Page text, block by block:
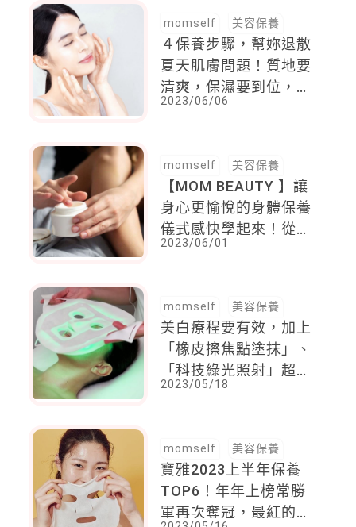
momself 美容保養
４保養步驟，幫妳退散
夏天肌膚問題！質地要
清爽，保濕要到位，美
白防曬還要做到這一點
2023/06/06
momself 美容保養
【MOM BEAUTY 】讓
身心更愉悅的身體保養
儀式感快學起來！從沐
浴、潤膚到香味通通都
2023/06/01
momself 美容保養
美白療程要有效，加上
「橡皮擦焦點塗抹」、
「科技綠光照射」超強
修護步驟，讓肌膚白皙
2023/05/18
momself 美容保養
寶雅2023上半年保養
TOP6！年年上榜常勝
軍再次奪冠，最紅的化